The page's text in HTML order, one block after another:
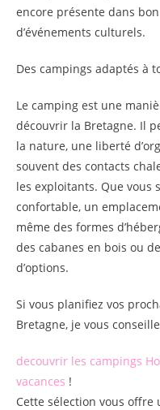
encore présente dans
d’événements culturels.
Des campings adaptés à
Le camping est une
découvrir la Bretagne. Il
la nature, une liberté
souvent des contacts
les exploitants. Que vous
confortable, un
même des formes
des cabanes en bois ou
d’options.
Si vous planifiez vos
Bretagne, je vous
decouvrir les campings
vacances !
Cette sélection vous offre